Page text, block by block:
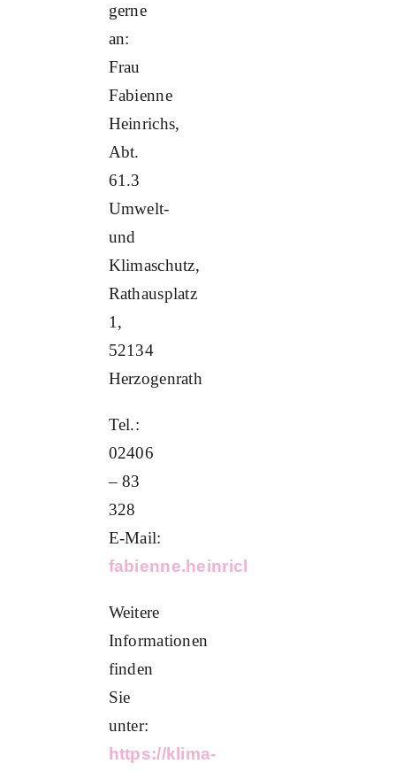
gerne
an:
Frau
Fabienne
Heinrichs,
Abt.
61.3
Umwelt-
und
Klimaschutz,
Rathausplatz
1,
52134
Herzogenrath
Tel.:
02406
– 83
328
E-Mail:
Weitere
Informationen
finden
Sie
unter:
https://klima-